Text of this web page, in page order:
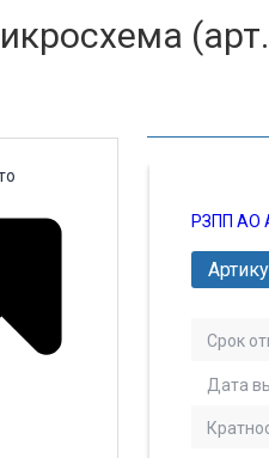
РЗПП АО
Срок
Дата